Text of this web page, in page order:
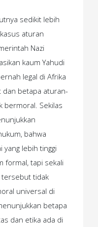
sedikit lebih
aturan
Nazi
kaum Yahudi
legal di Afrika
dan betapa aturan-
bermoral. Sekilas
bahwa
yang lebih tinggi
formal, tapi sekali
tersebut tidak
universal di
betapa
dan etika ada di